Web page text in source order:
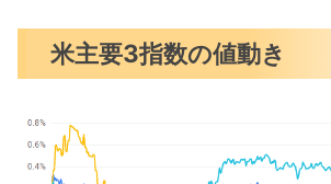
米国市場のトピックス
NY連銀総裁はインフレ
エヌビディア仏当局が反
米主要3指数の値動き